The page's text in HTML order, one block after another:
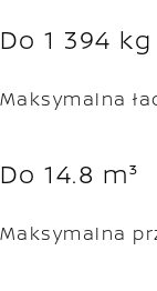
Do 1 394 kg
Maksymalna
Do 14.8 m³
Maksymalna